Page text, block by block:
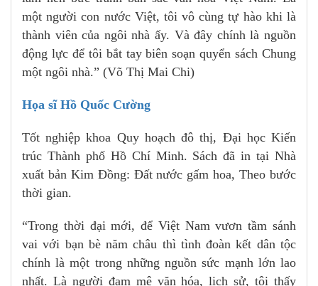
một người con nước Việt, tôi vô cùng tự hào khi là
thành viên của ngôi nhà ấy. Và đây chính là nguồn
động lực để tôi bắt tay biên soạn quyển sách Chung
một ngôi nhà.” (Võ Thị Mai Chi)
Họa sĩ Hồ Quốc Cường
Tốt nghiệp khoa Quy hoạch đô thị, Đại học Kiến
trúc Thành phố Hồ Chí Minh. Sách đã in tại Nhà
xuất bản Kim Đồng: Đất nước gấm hoa, Theo bước
thời gian.
“Trong thời đại mới, để Việt Nam vươn tầm sánh
vai với bạn bè năm châu thì tình đoàn kết dân tộc
chính là một trong những nguồn sức mạnh lớn lao
nhất. Là người đam mê văn hóa, lịch sử, tôi thấy